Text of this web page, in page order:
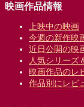
映画作品情報
上映中の映画
今週の新作映
近日公開の映
人気シリーズ
映画作品のレ
作品別にレビ